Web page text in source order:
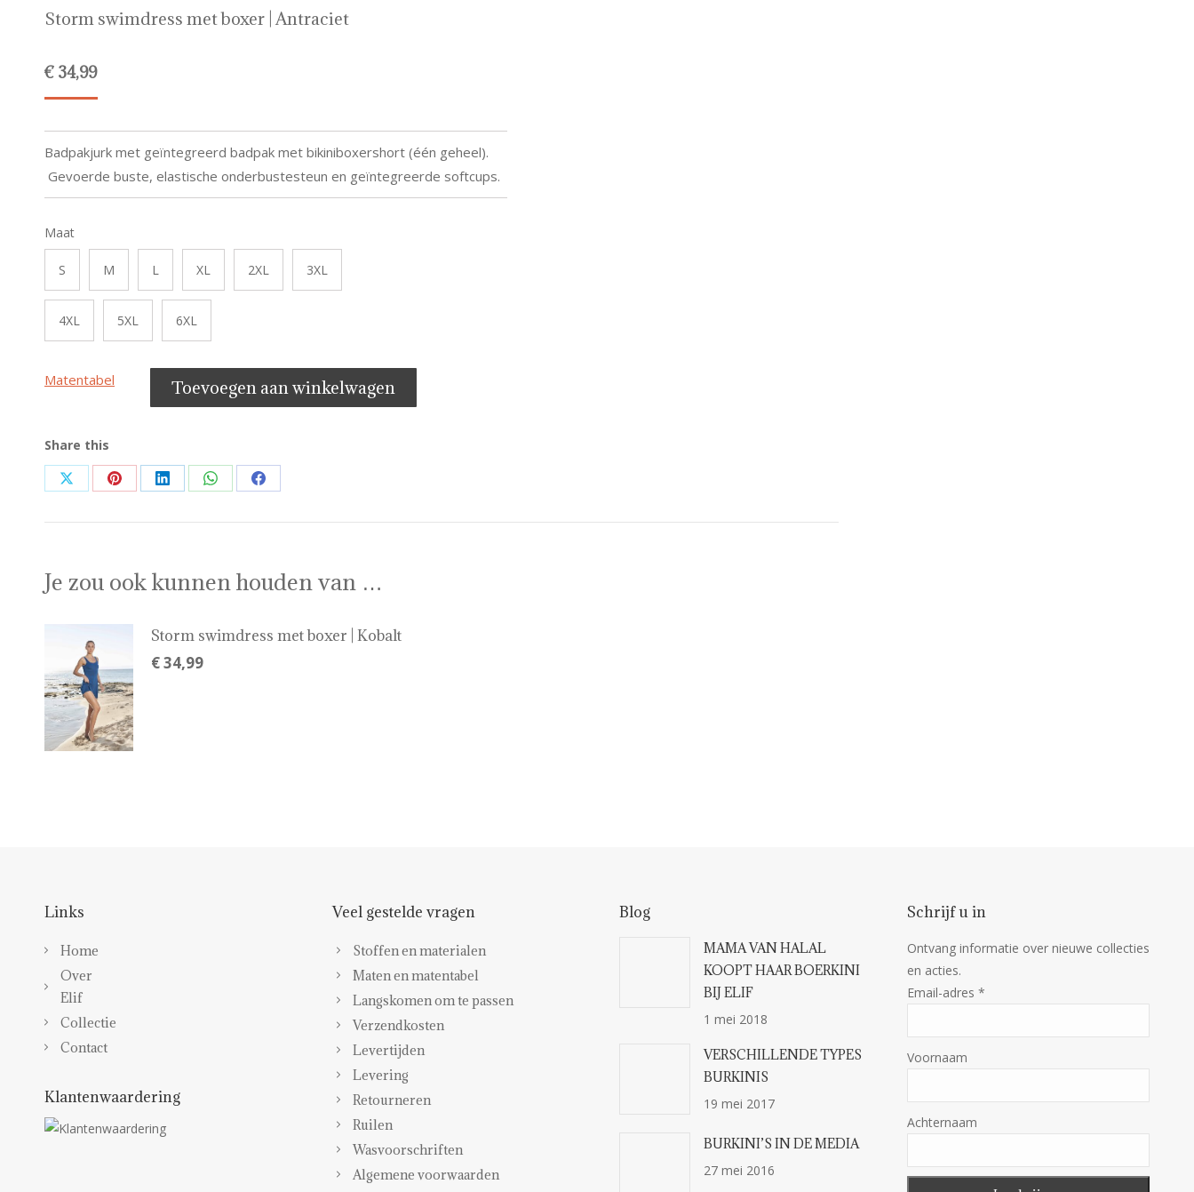
Storm swimdress met boxer | Antraciet
€ 34,99
Badpakjurk met geïntegreerd badpak met bikiniboxershort (één geheel).
Gevoerde buste, elastische onderbustesteun en geïntegreerde softcups.
Maat
S M L XL 2XL 3XL
4XL 5XL 6XL
Matentabel Toevoegen aan winkelwagen
Share this
Share
on
Share
on
Share
on
Share
on
Share
on
Je zou ook kunnen houden van …
Storm swimdress met boxer | Kobalt
€34,99
Links
Home
Over
Elif
Collectie
Contact
Klantenwaardering
Veel gestelde vragen
Stoffen en materialen
Maten en matentabel
Langskomen om te passen
Verzendkosten
Levertijden
Levering
Retourneren
Ruilen
Wasvoorschriften
Algemene voorwaarden
Blog
MAMA VAN HALAL
KOOPT HAAR BOERKINI
BIJ ELIF
1 mei 2018
VERSCHILLENDE TYPES
BURKINIS
19 mei 2017
BURKINI’S IN DE MEDIA
27 mei 2016
Schrijf u in
Ontvang informatie over nieuwe collecties
en acties.
Email-adres *
Voornaam
Achternaam